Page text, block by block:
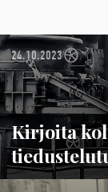
24.10.2023
Kirjoita